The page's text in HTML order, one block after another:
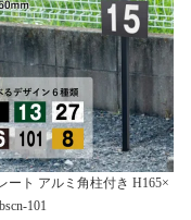
ート アルミ角柱付き H165×
101